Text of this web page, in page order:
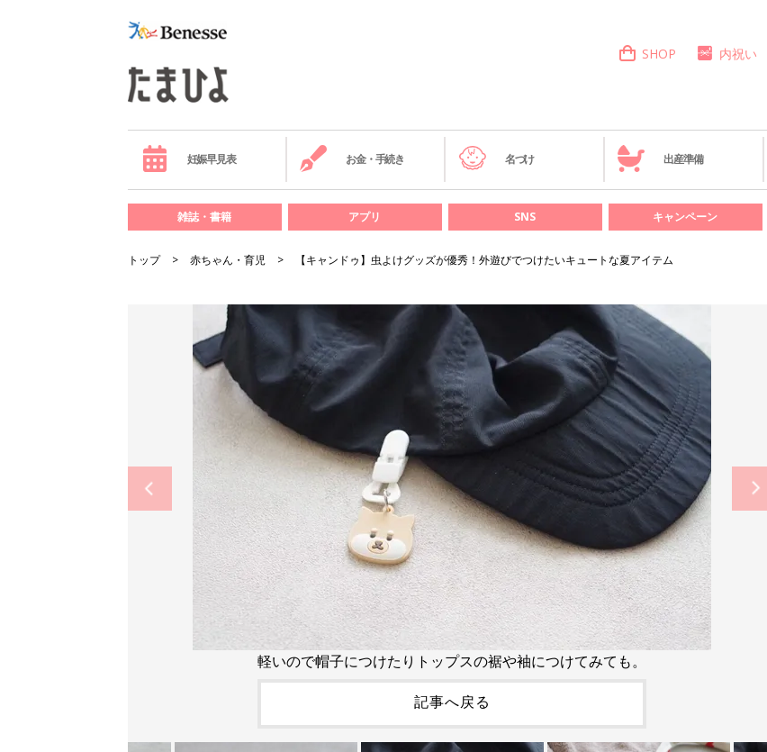
SHOP 内祝い
妊娠早見表 お金・手続き 名づけ 出産準備
雑誌・書籍 アプリ SNS キャンペーン
トップ 赤ちゃん・育児 【キャンドゥ】虫よけグッズが優秀！外遊びでつけたいキュートな夏アイテム
軽いので帽子につけたりトップスの裾や袖につけてみても。
記事へ戻る